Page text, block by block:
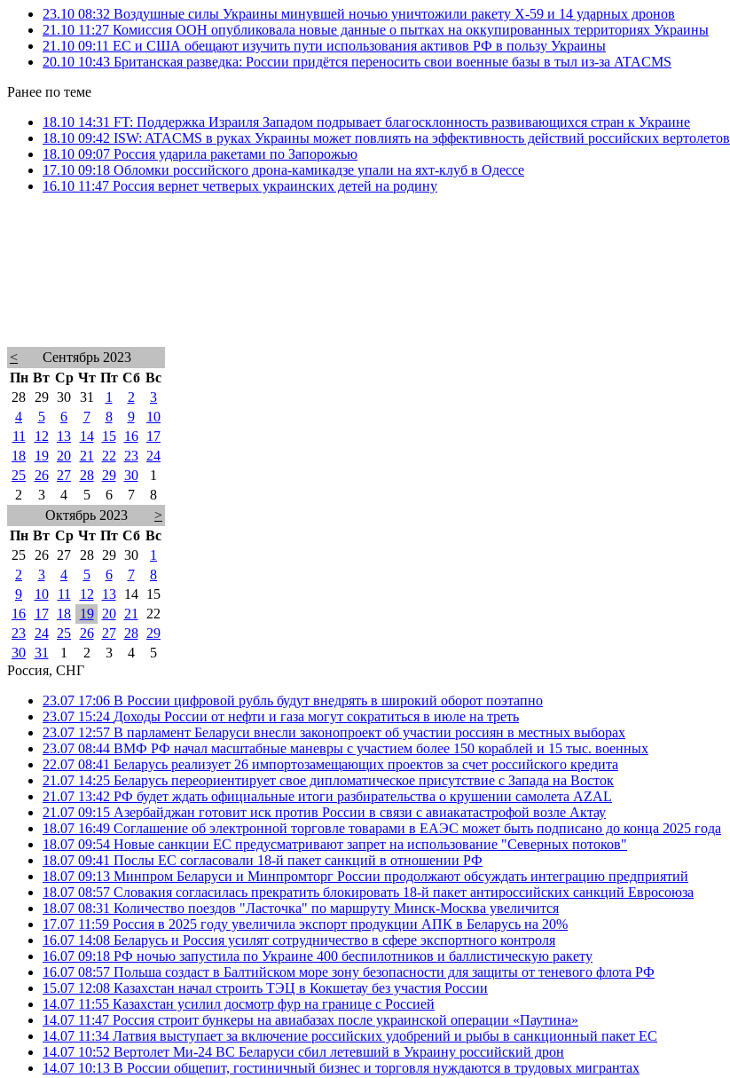
23.10 08:32 Воздушные силы Украины минувшей ночью уничтожили ракету Х-59 и 14 ударных дронов
21.10 11:27 Комиссия ООН опубликовала новые данные о пытках на оккупированных территориях Украины
21.10 09:11 ЕС и США обещают изучить пути использования активов РФ в пользу Украины
20.10 10:43 Британская разведка: России придётся переносить свои военные базы в тыл из-за ATACMS
Ранее по теме
18.10 14:31 FT: Поддержка Израиля Западом подрывает благосклонность развивающихся стран к Украине
18.10 09:42 ISW: ATACMS в руках Украины может повлиять на эффективность действий российских вертолетов
18.10 09:07 Россия ударила ракетами по Запорожью
17.10 09:18 Обломки российского дрона-камикадзе упали на яхт-клуб в Одессе
16.10 11:47 Россия вернет четверых украинских детей на родину
<
Сентябрь 2023
Пн Вт Ср Чт Пт Сб Вс
28
29 30 31 1 2
3
4
5 6 7 8 9
10
11
12 13 14 15 16
17
18
19 20 21 22 23
24
25
26 27 28 29 30
1
2
3 4 5 6 7
8
Октябрь 2023
>
Пн Вт Ср Чт Пт Сб Вс
25
26 27 28 29 30
1
2
3 4 5 6 7
8
9
10 11 12 13 14
15
16
17 18 19 20 21
22
23
24 25 26 27 28
29
30 31 1 2 3 4
5
Россия, СНГ
23.07 17:06 В России цифровой рубль будут внедрять в широкий оборот поэтапно
23.07 15:24 Доходы России от нефти и газа могут сократиться в июле на треть
23.07 12:57 В парламент Беларуси внесли законопроект об участии россиян в местных выборах
23.07 08:44 ВМФ РФ начал масштабные маневры с участием более 150 кораблей и 15 тыс. военных
22.07 08:41 Беларусь реализует 26 импортозамещающих проектов за счет российского кредита
21.07 14:25 Беларусь переориентирует свое дипломатическое присутствие с Запада на Восток
21.07 13:42 РФ будет ждать официальные итоги разбирательства о крушении самолета AZAL
21.07 09:15 Азербайджан готовит иск против России в связи с авиакатастрофой возле Актау
18.07 16:49 Соглашение об электронной торговле товарами в ЕАЭС может быть подписано до конца 2025 года
18.07 09:54 Новые санкции ЕС предусматривают запрет на использование "Северных потоков"
18.07 09:41 Послы ЕС согласовали 18-й пакет санкций в отношении РФ
18.07 09:13 Минпром Беларуси и Минпромторг России продолжают обсуждать интеграцию предприятий
18.07 08:57 Словакия согласилась прекратить блокировать 18-й пакет антироссийских санкций Евросоюза
18.07 08:31 Количество поездов "Ласточка" по маршруту Минск-Москва увеличится
17.07 11:59 Россия в 2025 году увеличила экспорт продукции АПК в Беларусь на 20%
16.07 14:08 Беларусь и Россия усилят сотрудничество в сфере экспортного контроля
16.07 09:18 РФ ночью запустила по Украине 400 беспилотников и баллистическую ракету
16.07 08:57 Польша создаст в Балтийском море зону безопасности для защиты от теневого флота РФ
15.07 12:08 Казахстан начал строить ТЭЦ в Кокшетау без участия России
14.07 11:55 Казахстан усилил досмотр фур на границе с Россией
14.07 11:47 Россия строит бункеры на авиабазах после украинской операции «Паутина»
14.07 11:34 Латвия выступает за включение российских удобрений и рыбы в санкционный пакет ЕС
14.07 10:52 Вертолет Ми-24 ВС Беларуси сбил летевший в Украину российский дрон
14.07 10:13 В России общепит, гостиничный бизнес и торговля нуждаются в трудовых мигрантах